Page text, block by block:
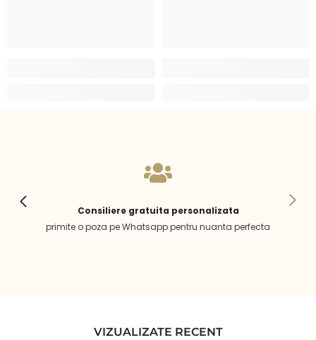
Consiliere gratuita personalizata
primite o poza pe Whatsapp pentru nuanta perfecta
VIZUALIZATE RECENT